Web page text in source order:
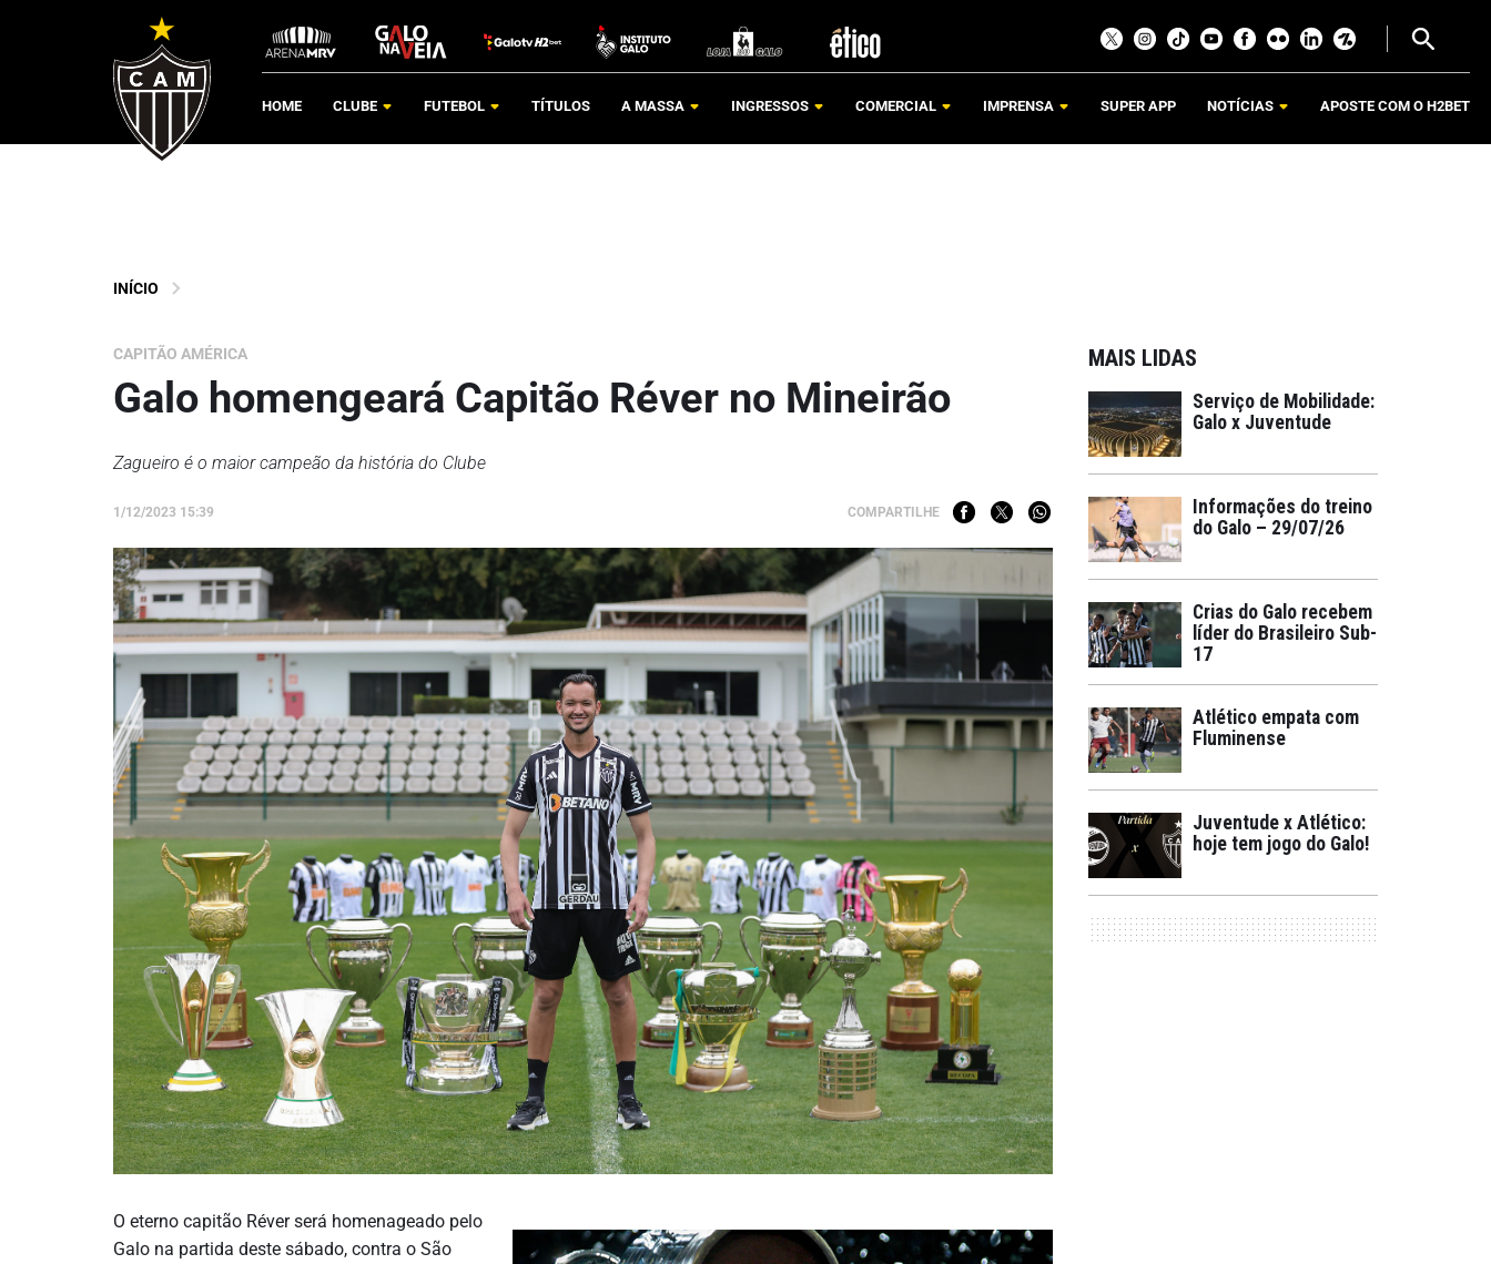
HOME CLUBE FUTEBOL TÍTULOS A MASSA INGRESSOS COMERCIAL IMPRENSA SUPER APP NOTÍCIAS APOSTE COM O H2BET
INÍCIO
CAPITÃO AMÉRICA
Galo homengeará Capitão Réver no Mineirão
Zagueiro é o maior campeão da história do Clube
1/12/2023 15:39 COMPARTILHE
O eterno capitão Réver será homenageado pelo
Galo na partida deste sábado, contra o São
MAIS LIDAS
Serviço de Mobilidade:
Galo x Juventude
Informações do treino
do Galo – 29/07/26
Crias do Galo recebem
líder do Brasileiro Sub-
17
Atlético empata com
Fluminense
Juventude x Atlético:
hoje tem jogo do Galo!